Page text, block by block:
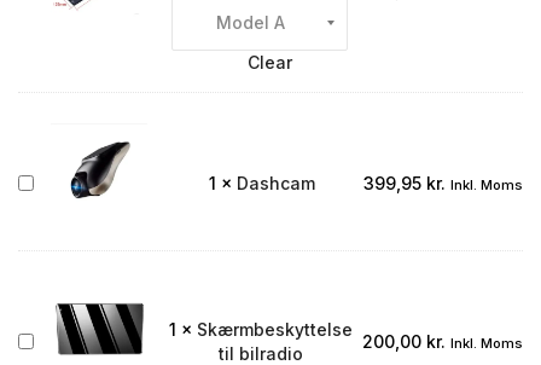
integreret
Clear
Dashcam 1 × Dashcam 399,95 kr. Inkl. Moms
Skærmbeskyttelse
1 × Skærmbeskyttelse
til bilradio
200,00 kr. Inkl. Moms